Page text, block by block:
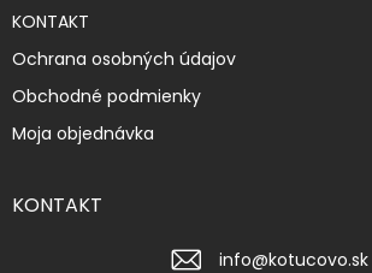
KONTAKT
Ochrana osobných údajov
Obchodné podmienky
Moja objednávka
KONTAKT
info@kotucovo.sk